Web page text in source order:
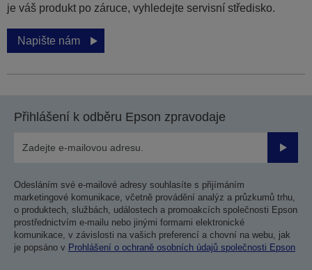
je váš produkt po záruce, vyhledejte servisní středisko.
Napište nám
Přihlášení k odběru Epson zpravodaje
Odesláním své e-mailové adresy souhlasíte s přijímáním
marketingové komunikace, včetně provádění analýz a průzkumů trhu,
o produktech, službách, událostech a promoakcích společnosti Epson
prostřednictvím e-mailu nebo jinými formami elektronické
komunikace, v závislosti na vašich preferencí a chovní na webu, jak
je popsáno v Prohlášení o ochraně osobních údajů společnosti Epson